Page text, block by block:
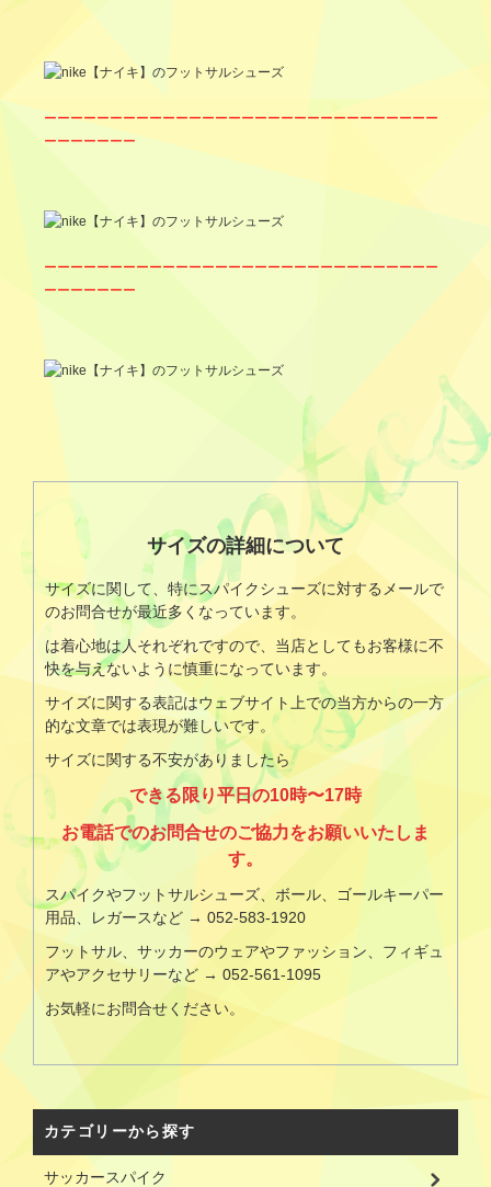
ーーーーーーーーーーーーーーーーーーーーーーーーーーーーーー
ーーーーーーー
ーーーーーーーーーーーーーーーーーーーーーーーーーーーーーー
ーーーーーーー
サイズの詳細について
サイズに関して、特にスパイクシューズに対するメールで
のお問合せが最近多くなっています。
は着心地は人それぞれですので、当店としてもお客様に不
快を与えないように慎重になっています。
サイズに関する表記はウェブサイト上での当方からの一方
的な文章では表現が難しいです。
サイズに関する不安がありましたら
できる限り平日の10時〜17時
お電話でのお問合せのご協力をお願いいたしま
す。
スパイクやフットサルシューズ、ボール、ゴールキーパー
用品、レガースなど → 052-583-1920
フットサル、サッカーのウェアやファッション、フィギュ
アやアクセサリーなど → 052-561-1095
お気軽にお問合せください。
カテゴリーから探す
サッカースパイク